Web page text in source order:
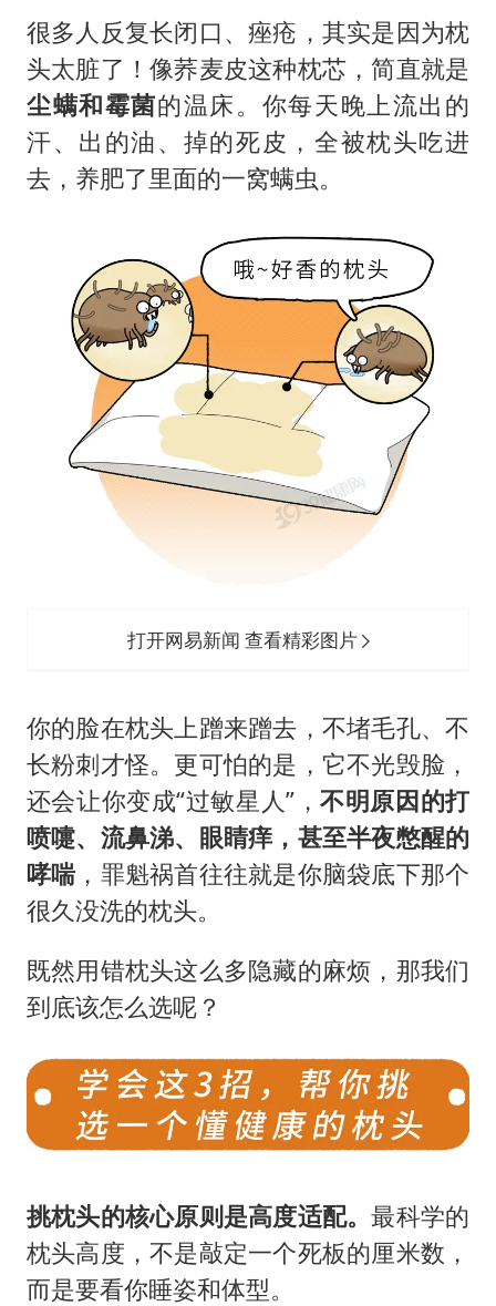
很多人反复长闭口、痤疮，其实是因为枕
头太脏了！像荞麦皮这种枕芯，简直就是
尘螨和霉菌的温床。你每天晚上流出的
汗、出的油、掉的死皮，全被枕头吃进
去，养肥了里面的一窝螨虫。
打开网易新闻 查看精彩图片
你的脸在枕头上蹭来蹭去，不堵毛孔、不
长粉刺才怪。更可怕的是，它不光毁脸，
还会让你变成“过敏星人”，不明原因的打
喷嚏、流鼻涕、眼睛痒，甚至半夜憋醒的
哮喘，罪魁祸首往往就是你脑袋底下那个
很久没洗的枕头。
既然用错枕头这么多隐藏的麻烦，那我们
到底该怎么选呢？
挑枕头的核心原则是高度适配。最科学的
枕头高度，不是敲定一个死板的厘米数，
而是要看你睡姿和体型。